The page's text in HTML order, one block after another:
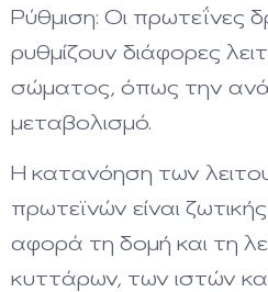
Ρύθμιση: Οι πρωτεΐνες
ρυθμίζουν διάφορες
σώματος, όπως την
μεταβολισμό.
Η κατανόηση των
πρωτεϊνών είναι
αφορά τη δομή και τη
κυττάρων, των ιστών